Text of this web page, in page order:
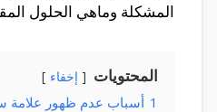
المشكلة وماهي الحلول
المحتويات إخفاء
1 أسباب عدم ظهور علامة